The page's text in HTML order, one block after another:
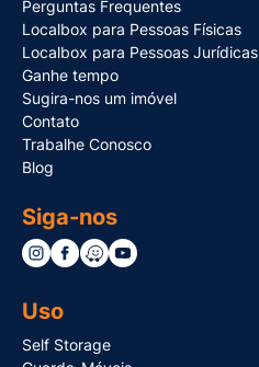
Perguntas Frequentes
Localbox para Pessoas Físicas
Localbox para Pessoas Jurídicas
Ganhe tempo
Sugira-nos um imóvel
Contato
Trabalhe Conosco
Blog
Siga-nos
Uso
Self Storage